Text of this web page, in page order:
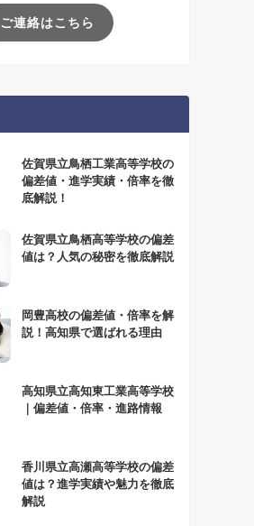
ご連絡はこちら
佐賀県立鳥栖工業高等学校の
偏差値・進学実績・倍率を徹
底解説！
佐賀県立鳥栖高等学校の偏差
値は？人気の秘密を徹底解説
岡豊高校の偏差値・倍率を解
説！高知県で選ばれる理由
高知県立高知東工業高等学校
｜偏差値・倍率・進路情報
香川県立高瀬高等学校の偏差
値は？進学実績や魅力を徹底
解説